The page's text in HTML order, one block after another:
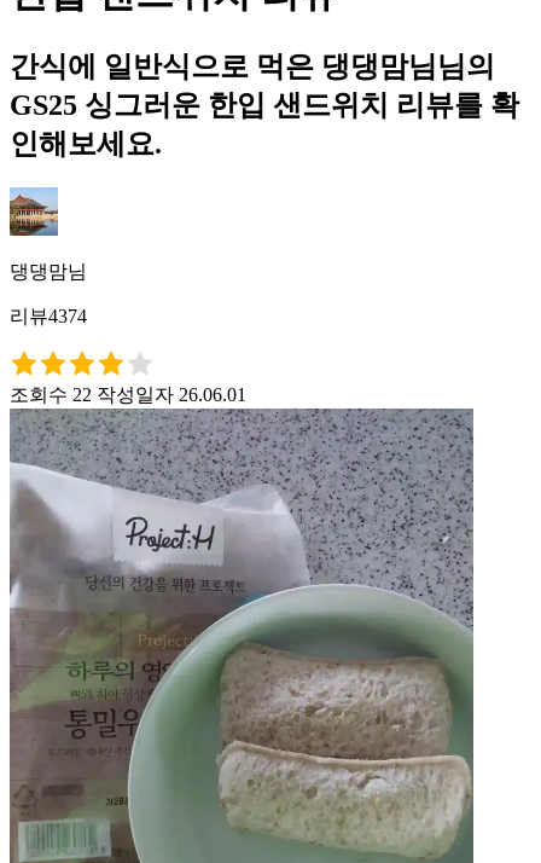
간식에 일반식으로 먹은 댕댕맘님님의
GS25 싱그러운 한입 샌드위치 리뷰를 확
인해보세요.
댕댕맘님
리뷰4374
조회수 22 작성일자 26.06.01